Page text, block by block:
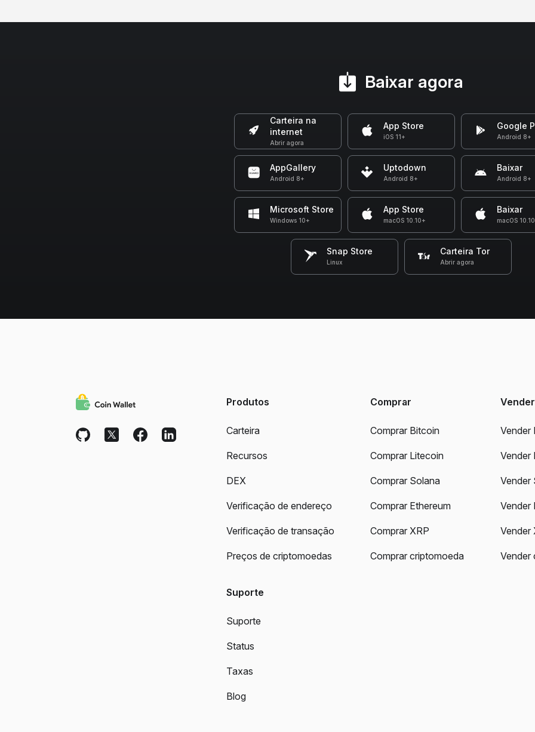
Baixar agora
Carteira na
internet
Abrir agora
App Store
iOS 11+
Google
Android 8+
AppGallery
Android 8+
Uptodown
Android 8+
Baixar
Android 8+
Microsoft Store
Windows 10+
App Store
macOS 10.10+
Baixar
macOS
Snap Store
Linux
Carteira Tor
Abrir agora
Produtos
Carteira
Recursos
DEX
Verificação de endereço
Verificação de transação
Preços de criptomoedas
Comprar
Comprar Bitcoin
Comprar Litecoin
Comprar Solana
Comprar Ethereum
Comprar XRP
Comprar criptomoeda
Vender
Vender
Vender
Vender
Vender
Vender
Vender
Suporte
Suporte
Status
Taxas
Blog